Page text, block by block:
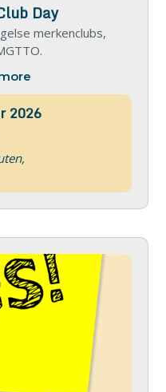
Day
merkenclubs,
2026